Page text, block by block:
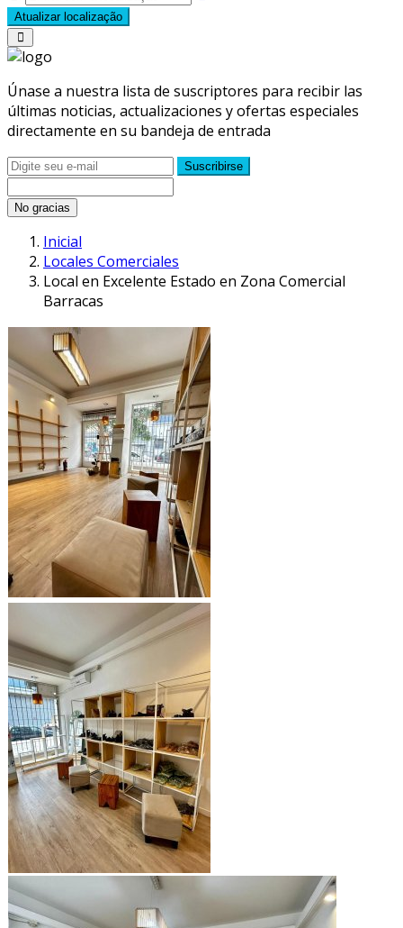
Atualizar localização
Únase a nuestra lista de suscriptores para recibir las
últimas noticias, actualizaciones y ofertas especiales
directamente en su bandeja de entrada
Suscribirse
No gracias
Inicial
Locales Comerciales
Local en Excelente Estado en Zona Comercial
Barracas